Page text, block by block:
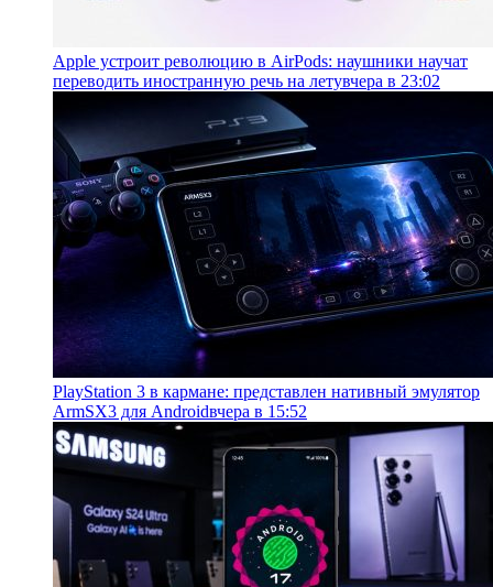
Apple устроит революцию в AirPods: наушники научат
переводить иностранную речь на летувчера в 23:02
PlayStation 3 в кармане: представлен нативный эмулятор
ArmSX3 для Androidвчера в 15:52